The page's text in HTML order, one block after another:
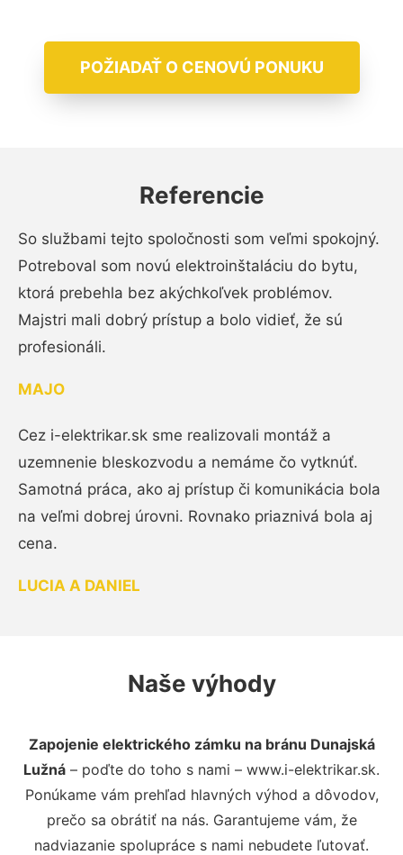
POŽIADAŤ O CENOVÚ PONUKU
Referencie
So službami tejto spoločnosti som veľmi spokojný.
Potreboval som novú elektroinštaláciu do bytu,
ktorá prebehla bez akýchkoľvek problémov.
Majstri mali dobrý prístup a bolo vidieť, že sú
profesionáli.
MAJO
Cez i-elektrikar.sk sme realizovali montáž a
uzemnenie bleskozvodu a nemáme čo vytknúť.
Samotná práca, ako aj prístup či komunikácia bola
na veľmi dobrej úrovni. Rovnako priaznivá bola aj
cena.
LUCIA A DANIEL
Naše výhody
Zapojenie elektrického zámku na bránu Dunajská
Lužná – poďte do toho s nami – www.i-elektrikar.sk.
Ponúkame vám prehľad hlavných výhod a dôvodov,
prečo sa obrátiť na nás. Garantujeme vám, že
nadviazanie spolupráce s nami nebudete ľutovať.